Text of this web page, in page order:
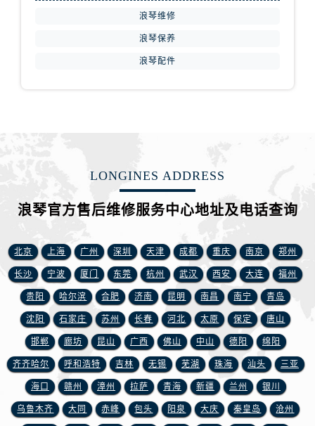
安徽省宿州市埇桥区人民中路浪琴售后服务中心（需提前预约）
安徽省芜湖市镜湖区中山路步行街浪琴售后服务中心（需提前预约）
安徽省宣城市宣州区叠嶂西路浪琴售后服务中心（需提前预约）
福建省龙岩市新罗区九一南路浪琴售后服务中心（需提前预约）
福建省南平市建阳区人民西路浪琴售后服务中心（需提前预约）
福建省宁德市蕉城区天湖东路浪琴售后服务中心（需提前预约）
福建省莆田市城厢区霞林街道荔华东大道浪琴售后服务中心（需提前预约）
福建省三明市三元区东乾二路浪琴售后服务中心（需提前预约）
福建省漳州市龙文区步港路浪琴售后服务中心（需提前预约）
江苏省常州市新北区龙锦路1590号现代传媒中心5号楼10层1008室浪琴售后服务中心（需提前预约）
浪琴维修
浪琴保养
浪琴配件
LONGINES ADDRESS
浪琴官方售后维修服务中心地址及电话查询
北京 上海 广州 深圳 天津 成都 重庆 南京 郑州
长沙 宁波 厦门 东莞 杭州 武汉 西安 大连 福州
贵阳 哈尔滨 合肥 济南 昆明 南昌 南宁 青岛
沈阳 石家庄 苏州 长春 河北 太原 保定 唐山
邯郸 廊坊 昆山 广西 佛山 中山 德阳 绵阳
齐齐哈尔 呼和浩特 吉林 无锡 芜湖 珠海 汕头 三亚
海口 赣州 漳州 拉萨 青海 新疆 兰州 银川
乌鲁木齐 大同 赤峰 包头 阳泉 大庆 秦皇岛 沧州